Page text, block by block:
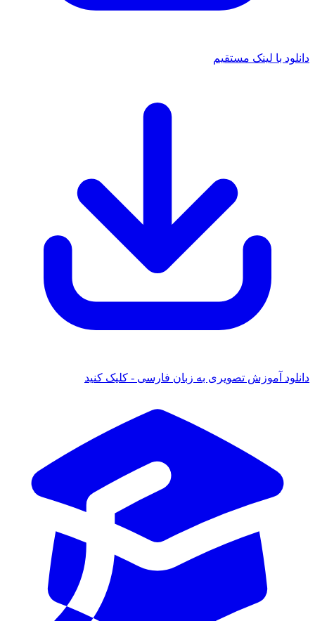
دانلود با لینک مستقیم
دانلود آموزش تصویری به زبان فارسی - کلیک کنید